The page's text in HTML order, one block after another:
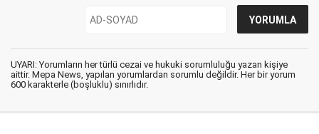
UYARI: Yorumların her türlü cezai ve hukuki sorumluluğu yazan kişiye
aittir. Mepa News, yapılan yorumlardan sorumlu değildir. Her bir yorum
600 karakterle (boşluklu) sınırlıdır.